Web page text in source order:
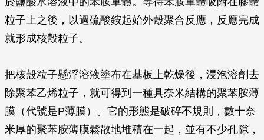
粒子上之後，以過硫酸銨起始外殼聚合反應，反應完成
就形成核殼粒子。
把核殼粒子懸浮溶液塗布在基板上乾燥後，浸泡溶劑去
除聚苯乙烯粒子，就可得到一種具奈米結構的聚苯胺薄
膜（代號是P薄膜）。它的形態是破碎不規則，數十奈
米厚的聚苯胺薄膜鬆散地堆積在一起，並有不少孔隙，